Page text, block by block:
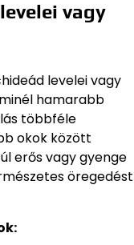
vagy
levelei vagy
hamarabb
többféle
okok között
erős vagy gyenge
öregedést